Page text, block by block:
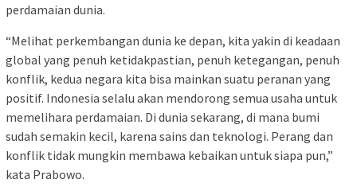
perdamaian dunia.
“Melihat perkembangan dunia ke depan, kita yakin di keadaan
global yang penuh ketidakpastian, penuh ketegangan, penuh
konflik, kedua negara kita bisa mainkan suatu peranan yang
positif. Indonesia selalu akan mendorong semua usaha untuk
memelihara perdamaian. Di dunia sekarang, di mana bumi
sudah semakin kecil, karena sains dan teknologi. Perang dan
konflik tidak mungkin membawa kebaikan untuk siapa pun,”
kata Prabowo.